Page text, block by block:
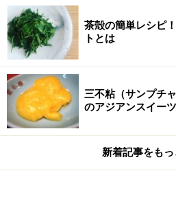
茶殻の簡単レシピ
トとは
三不粘（サンプチ
のアジアンスイーツ
新着記事をも